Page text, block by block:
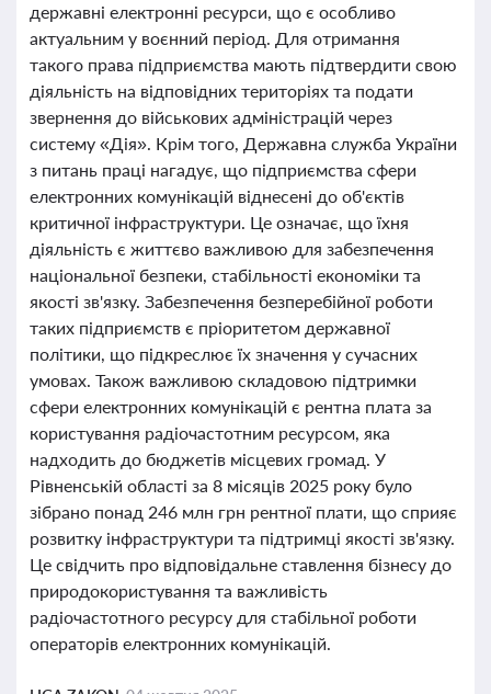
державні електронні ресурси, що є особливо
актуальним у воєнний період. Для отримання
такого права підприємства мають підтвердити свою
діяльність на відповідних територіях та подати
звернення до військових адміністрацій через
систему «Дія». Крім того, Державна служба України
з питань праці нагадує, що підприємства сфери
електронних комунікацій віднесені до об'єктів
критичної інфраструктури. Це означає, що їхня
діяльність є життєво важливою для забезпечення
національної безпеки, стабільності економіки та
якості зв'язку. Забезпечення безперебійної роботи
таких підприємств є пріоритетом державної
політики, що підкреслює їх значення у сучасних
умовах. Також важливою складовою підтримки
сфери електронних комунікацій є рентна плата за
користування радіочастотним ресурсом, яка
надходить до бюджетів місцевих громад. У
Рівненській області за 8 місяців 2025 року було
зібрано понад 246 млн грн рентної плати, що сприяє
розвитку інфраструктури та підтримці якості зв'язку.
Це свідчить про відповідальне ставлення бізнесу до
природокористування та важливість
радіочастотного ресурсу для стабільної роботи
операторів електронних комунікацій.